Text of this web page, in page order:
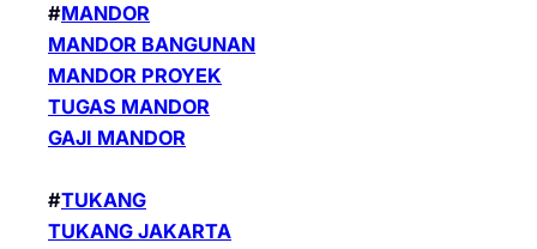
#MANDOR
MANDOR BANGUNAN
MANDOR PROYEK
TUGAS MANDOR
GAJI MANDOR
#TUKANG
TUKANG JAKARTA